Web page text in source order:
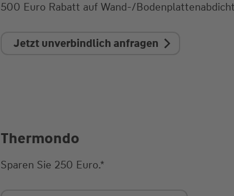
500 Euro Rabatt auf Wand-/
Jetzt unverbindlich anfragen
Thermondo
Sparen Sie 250 Euro.*